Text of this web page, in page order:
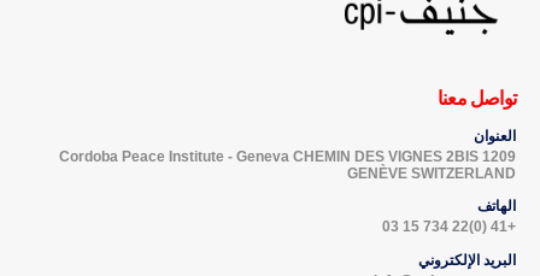
تواصل معنا
العنوان
Cordoba Peace Institute - Geneva CHEMIN DES VIGNES 2BIS 1209
GENÈVE SWITZERLAND
الهاتف
+41 (0)22 734 15 03
البريد الإلكتروني